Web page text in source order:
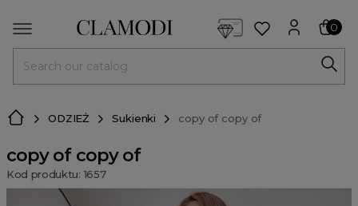
0
ODZIEŻ Sukienki copy of copy of
copy of copy of
Kod produktu: 1657